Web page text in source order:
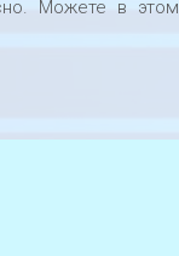
Можете в